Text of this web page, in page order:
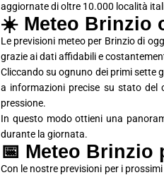
aggiornate di oltre 10.000 località
☀️ Meteo Brinzio
Le previsioni meteo per Brinzio di
grazie ai dati affidabili e
Cliccando su ognuno dei primi sette
a informazioni precise su stato del
pressione.
In questo modo ottieni una
durante la giornata.
📅 Meteo
Con le nostre previsioni per i